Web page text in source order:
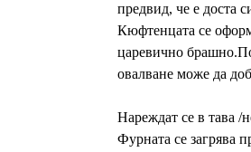
предвид, че е доста
Кюфтенцата се
царевично
овалване може да
Нареждат се в тава /
Фурната се загрява